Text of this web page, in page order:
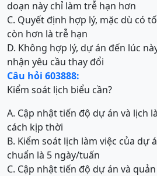
doạn này chỉ làm trễ hạn hơn
C. Quyết định hợp lý, mặc dù có
còn hơn là trễ hạn
D. Không hợp lý, dự án đến lúc
nhận yêu cầu thay đổi
Câu hỏi 603888:
Kiểm soát lịch biểu cần?
A. Cập nhật tiến độ dự án và lịch
cách kịp thời
B. Kiểm soát lịch làm việc của dự
chuẩn là 5 ngày/tuấn
C. Cập nhật tiến độ dự án và